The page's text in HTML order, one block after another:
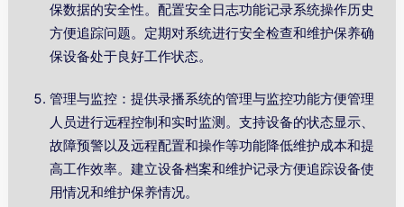
保数据的安全性。配置安全日志功能记录系统操作历史
方便追踪问题。定期对系统进行安全检查和维护保养确
保设备处于良好工作状态。
管理与监控：提供录播系统的管理与监控功能方便管理
人员进行远程控制和实时监测。支持设备的状态显示、
故障预警以及远程配置和操作等功能降低维护成本和提
高工作效率。建立设备档案和维护记录方便追踪设备使
用情况和维护保养情况。